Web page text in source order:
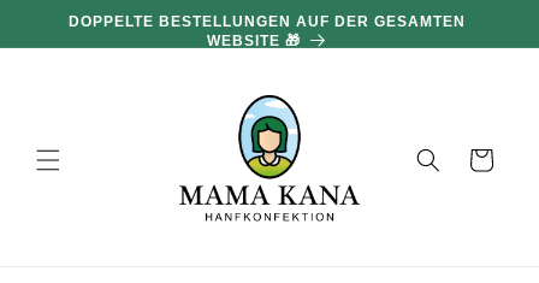
und zum
100 G GRATIS PRO 100 € EINKAUF 🔥
Warenkorb